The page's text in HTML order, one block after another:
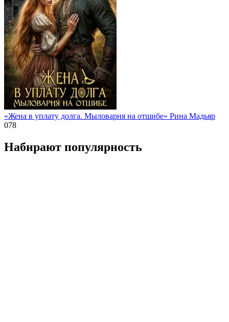
«Жена в уплату долга. Мыловарня на отшибе» Рина Мадьяр
078
Набирают популярность